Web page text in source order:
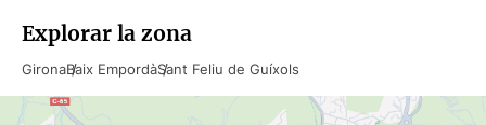
Explorar la zona
GironaBaix EmpordàSant Feliu de Guíxols